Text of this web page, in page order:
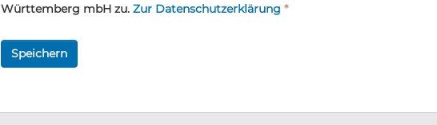
Württemberg mbH zu. Zur Datenschutzerklärung *
Speichern